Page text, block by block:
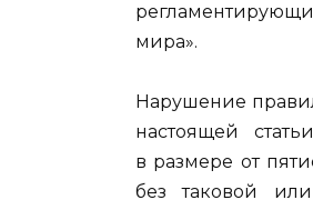
мира».
Нарушение
настоящей
в размере от
без таковой